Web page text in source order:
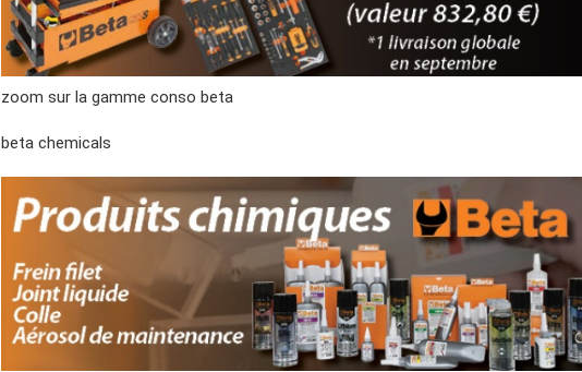
zoom sur la gamme conso beta
beta chemicals